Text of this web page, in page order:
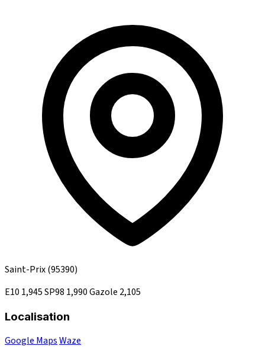
Saint-Prix(95390)
E10 1,945SP98 1,990Gazole 2,105
Localisation
Google MapsWaze